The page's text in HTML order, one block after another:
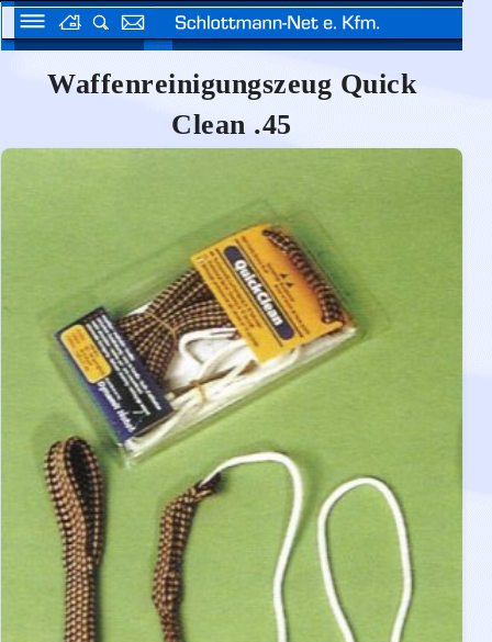
Waffenreinigungszeug Quick
Clean .45